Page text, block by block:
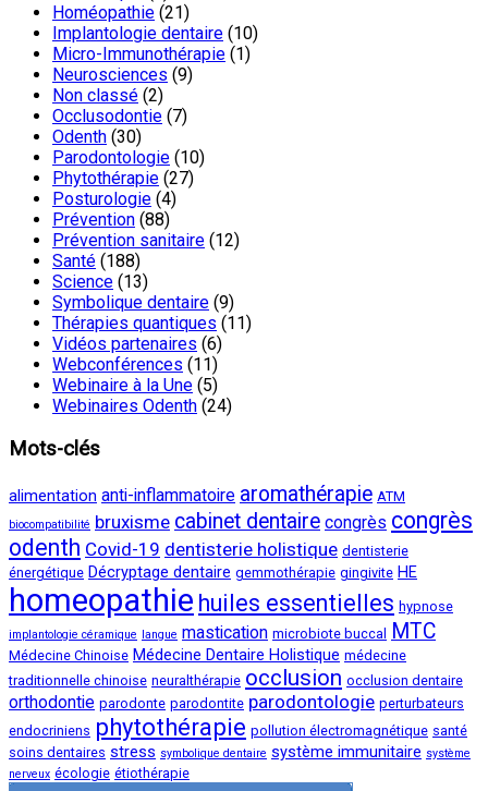
Homéopathie (21)
Implantologie dentaire (10)
Micro-Immunothérapie (1)
Neurosciences (9)
Non classé (2)
Occlusodontie (7)
Odenth (30)
Parodontologie (10)
Phytothérapie (27)
Posturologie (4)
Prévention (88)
Prévention sanitaire (12)
Santé (188)
Science (13)
Symbolique dentaire (9)
Thérapies quantiques (11)
Vidéos partenaires (6)
Webconférences (11)
Webinaire à la Une (5)
Webinaires Odenth (24)
Mots-clés
alimentation anti-inflammatoire aromathérapie ATM
biocompatibilité bruxisme cabinet dentaire congrès congrès
odenth Covid-19 dentisterie holistique dentisterie
énergétique Décryptage dentaire gemmothérapie gingivite HE
homeopathie huiles essentielles hypnose
implantologie céramique langue mastication microbiote buccal MTC
Médecine Chinoise Médecine Dentaire Holistique médecine
traditionnelle chinoise neuralthérapie occlusion occlusion dentaire
orthodontie parodonte parodontite parodontologie perturbateurs
endocriniens phytothérapie pollution électromagnétique santé
soins dentaires stress symbolique dentaire système immunitaire système
nerveux écologie étiothérapie